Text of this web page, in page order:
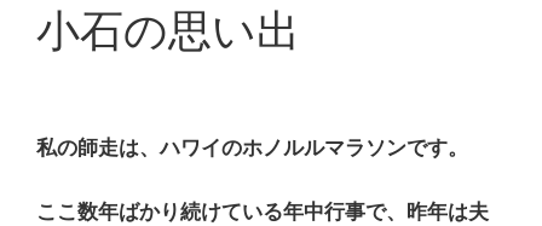
小石の思い出
私の師走は、ハワイのホノルルマラソンです。
ここ数年ばかり続けている年中行事で、昨年は夫